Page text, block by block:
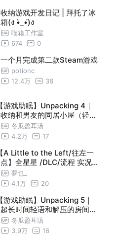
收纳游戏开发日记 | 拜托了冰
箱(ง •̀_•́)ง
喵箱工作室
674
0
一个月完成第二款Steam游戏
potionc
12.4万
38
【游戏助眠】Unpacking 4｜
收纳和男友的同居小屋（轻语
/口香糖）
冬瓜盈耳汤
4.2万
17
【A Little to the Left/往左一
点】全星星 /DLC/流程 实况
（完结）
夢也_
4.1万
20
【游戏助眠】Unpacking 5｜
超长时间轻语和解压的房间收
纳！整理独居套二（轻语/口
香糖）
冬瓜盈耳汤
3.9万
16